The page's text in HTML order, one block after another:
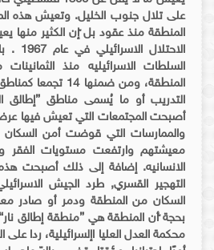
على تلال جنوب الخليل. وتعيش هذه
المنطقة منذ عقود بل ّإن الكثير منها
السلطات الاسرائيليه منذ
المنطقة، ومن
أصبحت المجتمعات التي تعيش فيها
والممارسات التي قوضت أمن
معيشتهم وارتفعت مستويات الفقر
الانسانيه. إضافة إلى ذلك أصبحت
السكان من المنطقة ودمر أو صادر
بحجة ّأن المنطقة هي ”منطقة إطالق
محكمة العدل العليا اإلسرائيلية، ردا